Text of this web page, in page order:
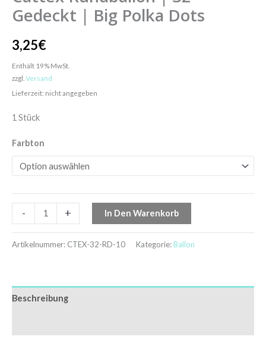
Gedeckt | Big Polka Dots
3,25€
Enthält 19% MwSt.
zzgl. Versand
Lieferzeit: nicht angegeben
1 Stück
Farbton
- + In Den Warenkorb
Artikelnummer: CTEX-32-RD-10 Kategorie: Ballon
Beschreibung